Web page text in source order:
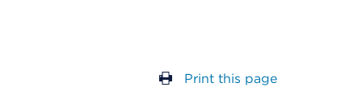
Print this page